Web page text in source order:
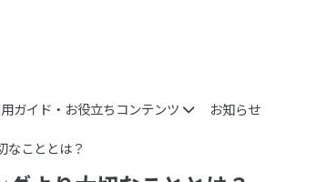
ガイド・お役立ちコンテンツ お知らせ
なこととは？